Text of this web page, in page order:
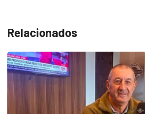
Relacionados